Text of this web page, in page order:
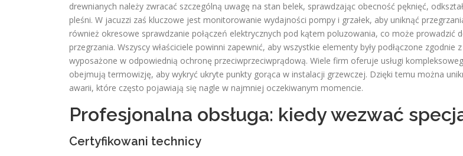
drewnianych należy zwracać szczególną uwagę na stan belek, sprawdzając obecność pęknięć,
pleśni. W jacuzzi zaś kluczowe jest monitorowanie wydajności pompy i grzałek, aby uniknąć
również okresowe sprawdzanie połączeń elektrycznych pod kątem poluzowania, co może prowadzić
przegrzania. Wszyscy właściciele powinni zapewnić, aby wszystkie elementy były podłączone zgodnie
wyposażone w odpowiednią ochronę przeciwprzeciwprądową. Wiele firm oferuje usługi
obejmują termowizję, aby wykryć ukryte punkty gorąca w instalacji grzewczej. Dzięki temu można
awarii, które często pojawiają się nagle w najmniej oczekiwanym momencie.
Profesjonalna obsługa: kiedy wezwać
Certyfikowani technicy